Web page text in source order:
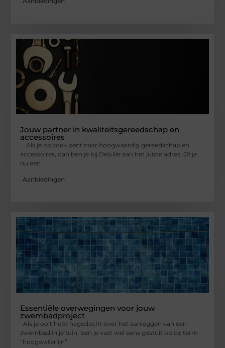
Jouw partner in kwaliteitsgereedschap en
accessoires
Als je op zoek bent naar hoogwaardig gereedschap en
accessoires, dan ben je bij Delville aan het juiste adres. Of je
nu een
Aanbiedingen
Essentiële overwegingen voor jouw
zwembadproject
Als je ooit hebt nagedacht over het aanleggen van een
zwembad in je tuin, ben je vast wel eens gestuit op de term
“hoogwaterlijn”.